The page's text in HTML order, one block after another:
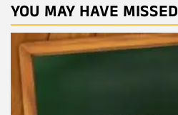
YOU MAY HAVE MISSED